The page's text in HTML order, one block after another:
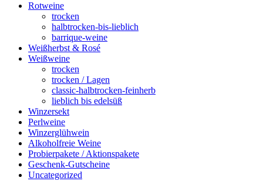
Rotweine
trocken
halbtrocken-bis-lieblich
barrique-weine
Weißherbst & Rosé
Weißweine
trocken
trocken / Lagen
classic-halbtrocken-feinherb
lieblich bis edelsüß
Winzersekt
Perlweine
Winzerglühwein
Alkoholfreie Weine
Probierpakete / Aktionspakete
Geschenk-Gutscheine
Uncategorized